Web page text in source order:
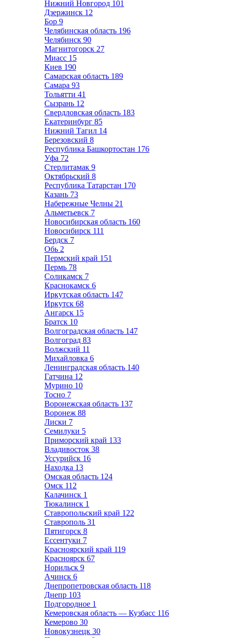
Нижний Новгород 101
Дзержинск 12
Бор 9
Челябинская область 196
Челябинск 90
Магнитогорск 27
Миасс 15
Киев 190
Самарская область 189
Самара 93
Тольятти 41
Сызрань 12
Свердловская область 183
Екатеринбург 85
Нижний Тагил 14
Березовский 8
Республика Башкортостан 176
Уфа 72
Стерлитамак 9
Октябрьский 8
Республика Татарстан 170
Казань 73
Набережные Челны 21
Альметьевск 7
Новосибирская область 160
Новосибирск 111
Бердск 7
Обь 2
Пермский край 151
Пермь 78
Соликамск 7
Краснокамск 6
Иркутская область 147
Иркутск 68
Ангарск 15
Братск 10
Волгоградская область 147
Волгоград 83
Волжский 11
Михайловка 6
Ленинградская область 140
Гатчина 12
Мурино 10
Тосно 7
Воронежская область 137
Воронеж 88
Лиски 7
Семилуки 5
Приморский край 133
Владивосток 38
Уссурийск 16
Находка 13
Омская область 124
Омск 112
Калачинск 1
Тюкалинск 1
Ставропольский край 122
Ставрополь 31
Пятигорск 8
Ессентуки 7
Красноярский край 119
Красноярск 67
Норильск 9
Ачинск 6
Днепропетровская область 118
Днепр 103
Подгородное 1
Кемеровская область — Кузбасс 116
Кемерово 30
Новокузнецк 30